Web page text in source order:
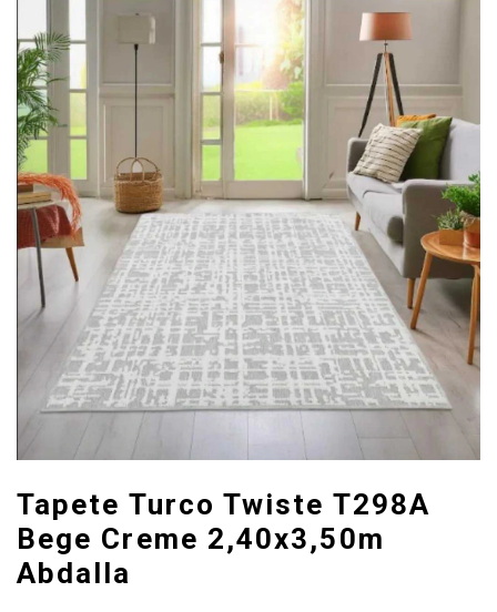
Tapete Turco Twiste T298A
Bege Creme 2,40x3,50m
Abdalla